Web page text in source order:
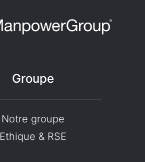
Groupe
Notre groupe
Ethique & RSE